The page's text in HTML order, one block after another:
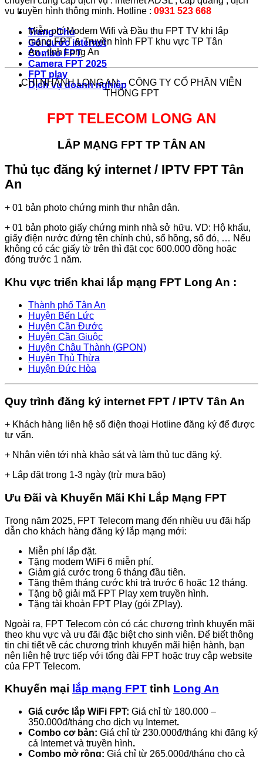
Trang Chủ
Gói cước internet
Combo FPT
Camera FPT 2025
FPT play
Dịch vụ doanh nghiệp
vụ truyền hình thông minh. Hotline : 0931 523 668
Miễn phí Modem Wifi và Đầu thu FPT TV khi lắp
mạng FPT & Truyền hình FPT khu vực TP Tân
An , tỉnh Long An
CHI NHÁNH LONG AN – CÔNG TY CỔ PHẦN VIỄN
THÔNG FPT
FPT TELECOM LONG AN
LẮP MẠNG FPT TP TÂN AN
Thủ tục đăng ký internet / IPTV FPT Tân
An
+ 01 bản photo chứng minh thư nhân dân.
+ 01 bản photo giấy chứng minh nhà sở hữu. VD: Hộ khẩu,
giấy điện nước đứng tên chính chủ, sổ hồng, sổ đó, … Nếu
không có các giấy tờ trên thì đặt cọc 600.000 đồng hoặc
đóng trước 1 năm.
Khu vực triển khai lắp mạng FPT Long An :
Thành phố Tân An
Huyện Bến Lức
Huyện Cần Đước
Huyện Cần Giuộc
Huyện Châu Thành (GPON)
Huyện Thủ Thừa
Huyện Đức Hòa
Quy trình đăng ký internet FPT / IPTV Tân An
+ Khách hàng liên hệ số điện thoại Hotline đăng ký để được
tư vấn.
+ Nhân viên tới nhà khảo sát và làm thủ tục đăng ký.
+ Lắp đặt trong 1-3 ngày (trừ mưa bão)
Ưu Đãi và Khuyến Mãi Khi Lắp Mạng FPT
Trong năm 2025, FPT Telecom mang đến nhiều ưu đãi hấp
dẫn cho khách hàng đăng ký lắp mạng mới:
Miễn phí lắp đặt.
Tặng modem WiFi 6 miễn phí.
Giảm giá cước trong 6 tháng đầu tiên.
Tặng thêm tháng cước khi trả trước 6 hoặc 12 tháng.
Tặng bộ giải mã FPT Play xem truyền hình.
Tặng tài khoản FPT Play (gói ZPlay).
Ngoài ra, FPT Telecom còn có các chương trình khuyến mãi
theo khu vực và ưu đãi đặc biệt cho sinh viên. Để biết thông
tin chi tiết về các chương trình khuyến mãi hiện hành, bạn
nên liên hệ trực tiếp với tổng đài FPT hoặc truy cập website
của FPT Telecom.
Khuyến mại lắp mạng FPT tỉnh Long An
Giá cước lắp WiFi FPT: Giá chỉ từ 180.000 –
350.000đ/tháng cho dịch vụ Internet.
Combo cơ bản: Giá chỉ từ 230.000đ/tháng khi đăng ký
cả Internet và truyền hình.
Combo mở rộng: Giá chỉ từ 265.000đ/tháng cho cả